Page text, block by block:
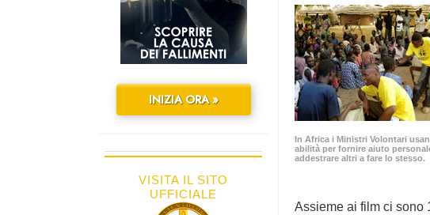
In Africa i Ministri Volontari
abilità per fornire aiuto
addestrare altri a fare lo stesso.
Assieme ai film ci sono
INIZIA ORA »
VISITA IL SITO
UFFICIALE